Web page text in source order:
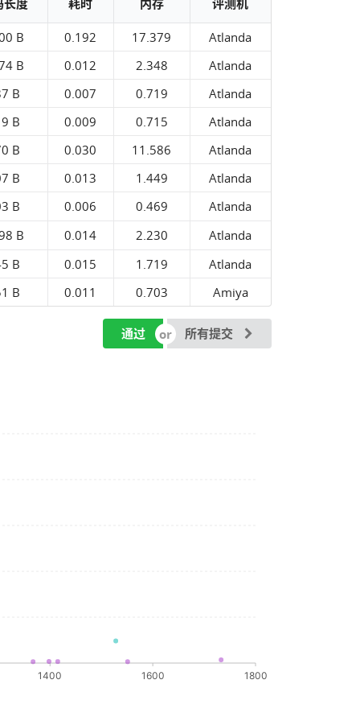
长度 耗时 内存 评测机
B 0.192 17.379
Atlanda
B
0.012 2.348
Atlanda
B
0.007 0.719
Atlanda
B
0.009 0.715
Atlanda
B
0.030 11.586
Atlanda
B
0.013 1.449
Atlanda
B
0.006 0.469
Atlanda
B
0.014 2.230
Atlanda
B
0.015 1.719
Atlanda
B
0.011 0.703 Amiya
通过 所有提交